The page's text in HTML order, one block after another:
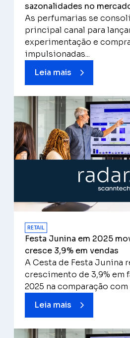
sazonalidades no
As perfumarias se
principal canal para
experimentação e
impulsionadas...
Leia mais
RETAIL
Festa Junina em 2025
cresce 3,9% em vendas
A Cesta de Festa Junina
crescimento de 3,9% em
2025 na comparação com
Leia mais